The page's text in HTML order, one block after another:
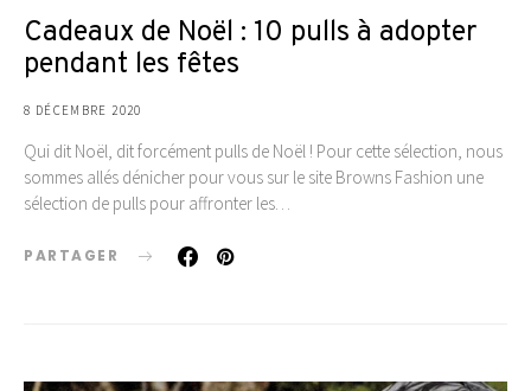
Cadeaux de Noël : 10 pulls à adopter
pendant les fêtes
8 DÉCEMBRE 2020
Qui dit Noël, dit forcément pulls de Noël ! Pour cette sélection, nous
sommes allés dénicher pour vous sur le site Browns Fashion une
sélection de pulls pour affronter les…
PARTAGER